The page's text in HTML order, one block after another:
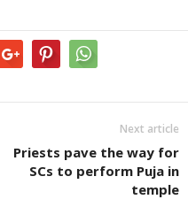
Next article
Priests pave the way for
SCs to perform Puja in
temple